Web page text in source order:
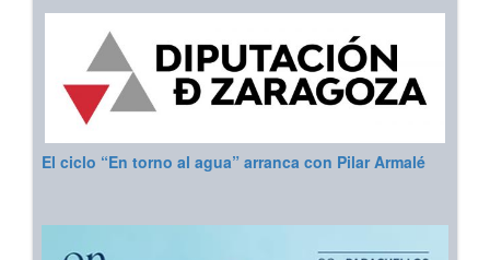
El ciclo “En torno al agua” arranca con Pilar Armalé